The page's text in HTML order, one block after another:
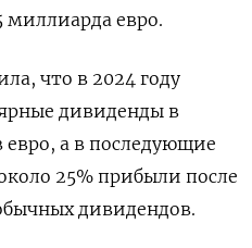
миллиарда евро.
что в 2024 году
дивиденды в
а в последующие
25% прибыли после
дивидендов.